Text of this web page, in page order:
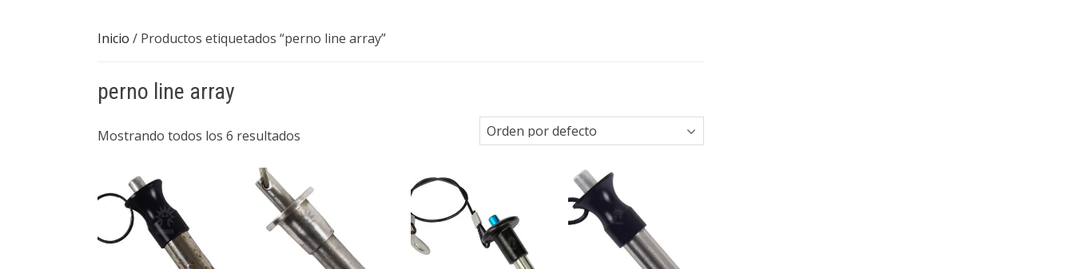
Inicio / Productos etiquetados “perno line array”
perno line array
Mostrando todos los 6 resultados